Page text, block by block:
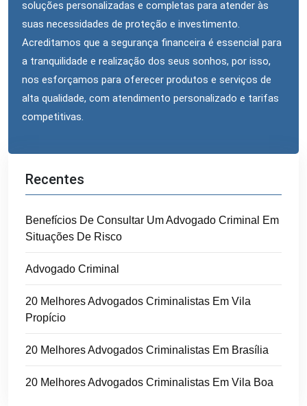
soluções personalizadas e completas para atender às
suas necessidades de proteção e investimento.
Acreditamos que a segurança financeira é essencial para
a tranquilidade e realização dos seus sonhos, por isso,
nos esforçamos para oferecer produtos e serviços de
alta qualidade, com atendimento personalizado e tarifas
competitivas.
Recentes
Benefícios De Consultar Um Advogado Criminal Em
Situações De Risco
Advogado Criminal
20 Melhores Advogados Criminalistas Em Vila
Propício
20 Melhores Advogados Criminalistas Em Brasília
20 Melhores Advogados Criminalistas Em Vila Boa